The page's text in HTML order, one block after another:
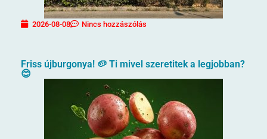
2026-08-08 Nincs hozzászólás
Friss újburgonya! 🥔 Ti mivel szeretitek a legjobban?
😊